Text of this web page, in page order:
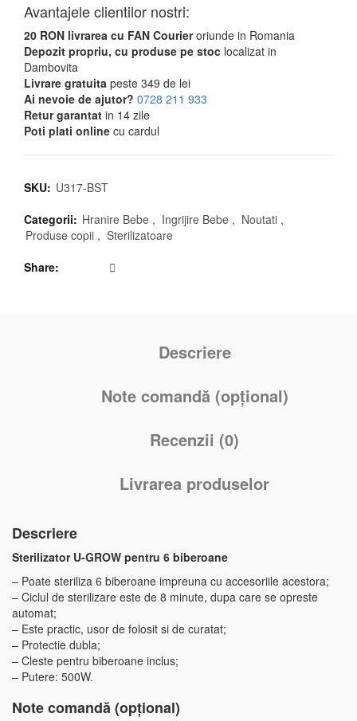
Avantajele clientilor nostri:
20 RON livrarea cu FAN Courieroriunde in Romania
Depozit propriu, cu produse pe stoc localizat in
Dambovita
Livrare gratuita peste 349 de lei
Ai nevoie de ajutor? 0728 211 933
Retur garantat in 14 zile
Poti plati online cu cardul
SKU: U317-BST
Categorii: Hranire Bebe , Ingrijire Bebe , Noutati ,
Produse copii , Sterilizatoare
Share
Descriere
Note comandă (opțional)
Recenzii (0)
Livrarea produselor
Descriere
Sterilizator U-GROW pentru 6 biberoane
– Poate steriliza 6 biberoane impreuna cu accesoriile acestora;
– Ciclul de sterilizare este de 8 minute, dupa care se opreste
automat;
– Este practic, usor de folosit si de curatat;
– Protectie dubla;
– Cleste pentru biberoane inclus;
– Putere: 500W.
Note comandă (opțional)